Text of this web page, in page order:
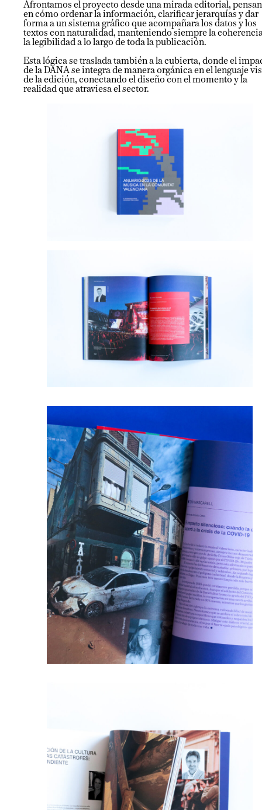
Afrontamos el proyecto desde una mirada editorial,
en cómo ordenar la información, clarificar jerarquías y dar
forma a un sistema gráfico que acompañara los datos y los
textos con naturalidad, manteniendo siempre la
la legibilidad a lo largo de toda la publicación.
Esta lógica se traslada también a la cubierta, donde el
de la DANA se integra de manera orgánica en el lenguaje
de la edición, conectando el diseño con el momento y la
realidad que atraviesa el sector.